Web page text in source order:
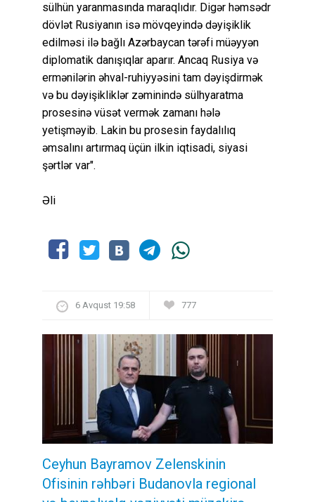
sülhün yaranmasında maraqlıdır. Digər həmsədr
dövlət Rusiyanın isə mövqeyində dəyişiklik
edilməsi ilə bağlı Azərbaycan tərəfi müəyyən
diplomatik danışıqlar aparır. Ancaq Rusiya və
ermənilərin əhval-ruhiyyəsini tam dəyişdirmək
və bu dəyişikliklər zəminində sülhyaratma
prosesinə vüsət vermək zamanı hələ
yetişməyib. Lakin bu prosesin faydalılıq
əmsalını artırmaq üçün ilkin iqtisadi, siyasi
şərtlər var".
Əli
6 Avqust 19:58 777
Ceyhun Bayramov Zelenskinin
Ofisinin rəhbəri Budanovla regional